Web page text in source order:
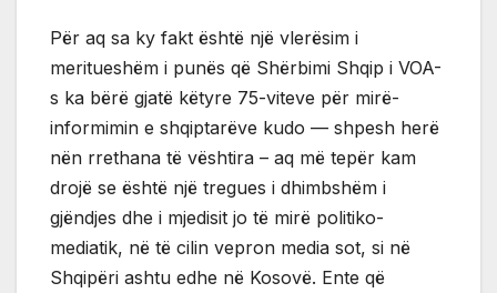
Për aq sa ky fakt është një vlerësim i
meritueshëm i punës që Shërbimi Shqip i VOA-
s ka bërë gjatë këtyre 75-viteve për mirë-
informimin e shqiptarëve kudo — shpesh herë
nën rrethana të vështira – aq më tepër kam
drojë se është një tregues i dhimbshëm i
gjëndjes dhe i mjedisit jo të mirë politiko-
mediatik, në të cilin vepron media sot, si në
Shqipëri ashtu edhe në Kosovë. Ente që